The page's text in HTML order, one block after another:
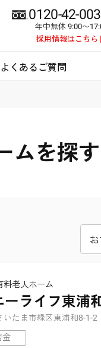
0120-42-
年中無休 9:00〜
採用情報はこちら
よくあるご質問
ムを探す
料老人ホーム
ーライフ東浦
いたま市緑区東浦和8-1-2
金